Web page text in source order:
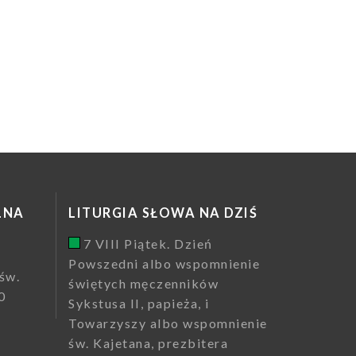
LITURGIA SŁOWA NA DZIŚ
7 VIII Piątek. Dzień
Powszedni albo wspomnienie
świętych męczenników
Sykstusa II, papieża, i
Towarzyszy albo wspomnienie
św. Kajetana, prezbitera